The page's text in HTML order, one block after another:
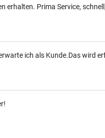
erhalten. Prima Service,
ich als Kunde.Das wird